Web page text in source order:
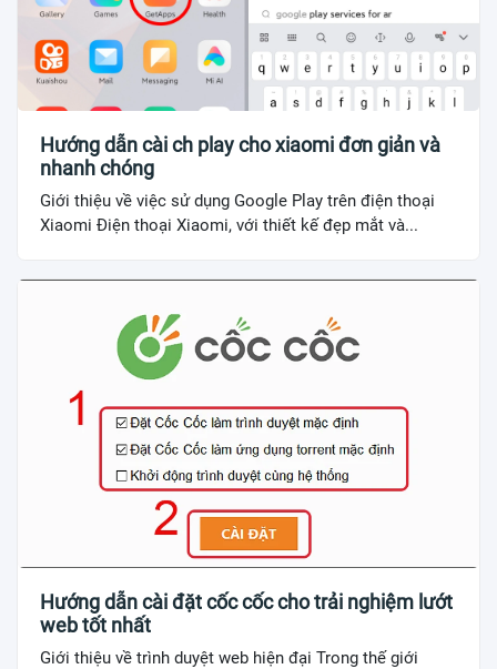
Hướng dẫn cài ch play cho xiaomi đơn giản và
nhanh chóng
Giới thiệu về việc sử dụng Google Play trên điện thoại
Xiaomi Điện thoại Xiaomi, với thiết kế đẹp mắt và...
Hướng dẫn cài đặt cốc cốc cho trải nghiệm lướt
web tốt nhất
Giới thiệu về trình duyệt web hiện đại Trong thế giới